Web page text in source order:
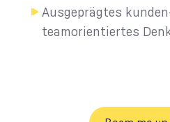
Ausgeprägtes
teamorientiertes